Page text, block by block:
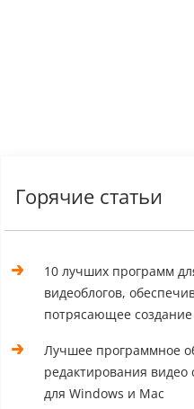
Горячие статьи
10 лучших программ
видеоблогов,
потрясающее создание
Лучшее программное
редактирования видео
для Windows и Mac